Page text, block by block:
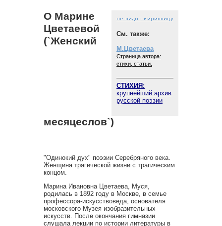
См. также:
М.Цветаева
Страница автора:
стихи, статьи.
СТИХИЯ:
крупнейший архив
русской поэзии
О Марине
Цветаевой
(`Женский
месяцеслов`)
"Одинокий дух" поэзии Серебряного века.
Женщина трагической жизни с трагическим
концом.
Марина Ивановна Цветаева, Муся,
родилась в 1892 году в Москве, в семье
профессора-искусствоведа, основателя
московского Музея изобразительных
искусств. После окончания гимназии
слушала лекции по истории литературы в